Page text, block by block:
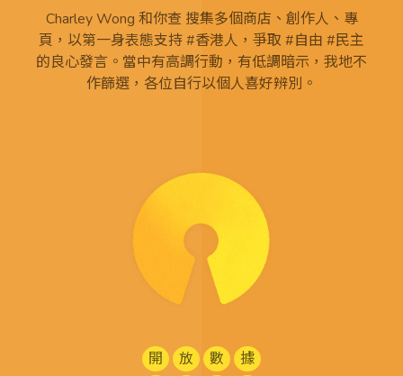
Charley Wong 和你查 搜集多個商店、創作人、專
頁，以第一身表態支持 #香港人，爭取 #自由 #民主
的良心發言。當中有高調行動，有低調暗示，我地不
作篩選，各位自行以個人喜好辨別。
開 放 數
據